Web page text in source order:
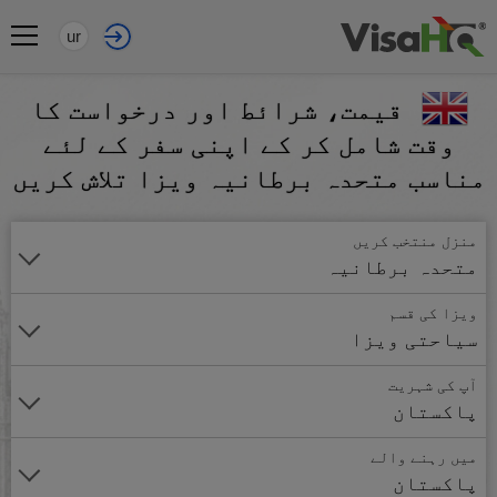
ur
قیمت، شرائط اور درخواست کا
وقت شامل کر کے اپنی سفر کے لئے
مناسب متحدہ برطانیہ ویزا تلاش کریں
منزل منتخب کریں
متحدہ برطانیہ
ویزا کی قسم
سیاحتی ویزا
آپ کی شہریت
پاکستان
میں رہنے والے
پاکستان